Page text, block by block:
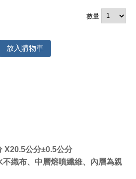
數量
放入購物車
X20.5公分±0.5公分
織布、中層熔噴纖維、內層為親